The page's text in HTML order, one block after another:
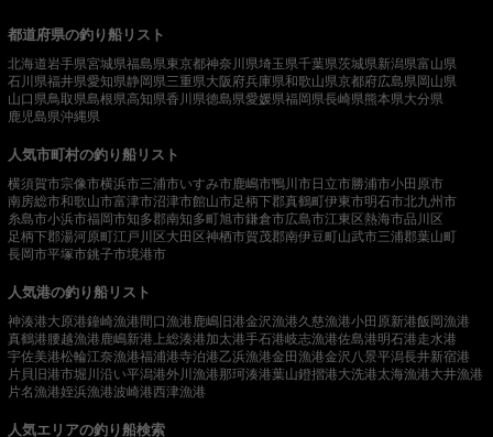
都道府県の釣り船リスト
北海道岩手県宮城県福島県東京都神奈川県埼玉県千葉県茨城県新潟県富山県
石川県福井県愛知県静岡県三重県大阪府兵庫県和歌山県京都府広島県岡山県
山口県鳥取県島根県高知県香川県徳島県愛媛県福岡県長崎県熊本県大分県
鹿児島県沖縄県
人気市町村の釣り船リスト
横須賀市宗像市横浜市三浦市いすみ市鹿嶋市鴨川市 日立市勝浦市小田原市
南房総市和歌山市富津市沼津市館山市足柄下郡真鶴町伊東市明石市北九州市
糸島市小浜市福岡市知多郡南知多町旭市鎌倉市広島市江東区熱海市品川区
足柄下郡湯河原町江戸川区 大田区神栖市賀茂郡南伊豆町山武市三浦郡葉山町
長岡市平塚市銚子市境港市
人気港の釣り船リスト
神湊港大原港鐘崎漁港 間口漁港鹿嶋旧港金沢漁港久慈漁港小田原新港飯岡漁港
真鶴港 腰越漁港鹿嶋新港 上総湊港加太港手石港岐志漁港佐島港明石港走水港
宇佐美港松輪江奈漁港福浦港寺泊港乙浜漁港金田漁港金沢八景平潟長井新宿港
片貝旧港市堀川沿い平潟港外川漁港那珂湊港葉山鐙摺港大洗港太海漁港大井漁港
片名漁港姪浜漁港波崎港西津漁港
人気エリアの釣り船検索